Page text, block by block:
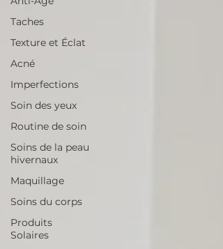
Taches
Texture et Éclat
Acné
Imperfections
Soin des yeux
Routine de soin
Soins de la peau
hivernaux
Maquillage
Soins du corps
Produits
Solaires